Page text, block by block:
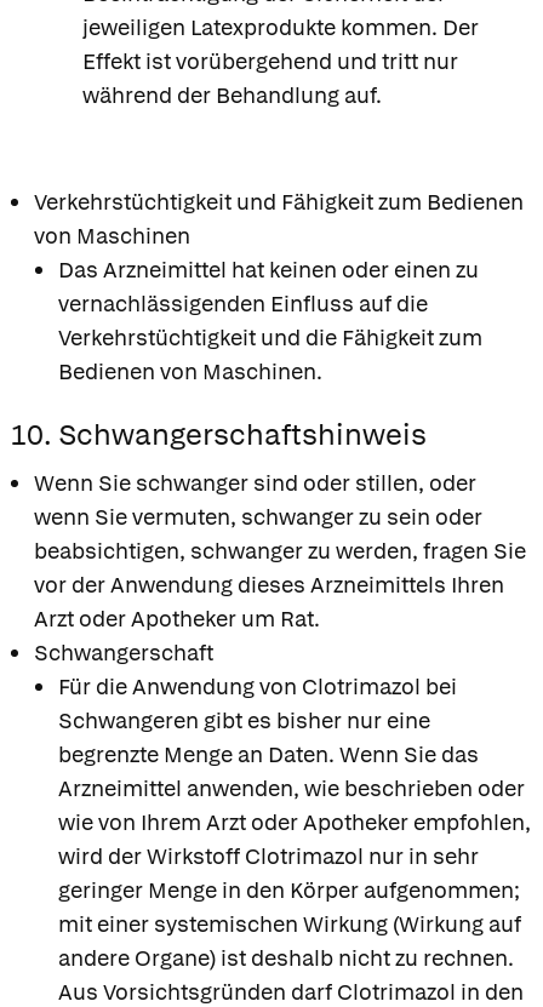
jeweiligen Latexprodukte kommen. Der
Effekt ist vorübergehend und tritt nur
während der Behandlung auf.
Verkehrstüchtigkeit und Fähigkeit zum Bedienen
von Maschinen
Das Arzneimittel hat keinen oder einen zu
vernachlässigenden Einfluss auf die
Verkehrstüchtigkeit und die Fähigkeit zum
Bedienen von Maschinen.
10. Schwangerschaftshinweis
Wenn Sie schwanger sind oder stillen, oder
wenn Sie vermuten, schwanger zu sein oder
beabsichtigen, schwanger zu werden, fragen Sie
vor der Anwendung dieses Arzneimittels Ihren
Arzt oder Apotheker um Rat.
Schwangerschaft
Für die Anwendung von Clotrimazol bei
Schwangeren gibt es bisher nur eine
begrenzte Menge an Daten. Wenn Sie das
Arzneimittel anwenden, wie beschrieben oder
wie von Ihrem Arzt oder Apotheker empfohlen,
wird der Wirkstoff Clotrimazol nur in sehr
geringer Menge in den Körper aufgenommen;
mit einer systemischen Wirkung (Wirkung auf
andere Organe) ist deshalb nicht zu rechnen.
Aus Vorsichtsgründen darf Clotrimazol in den